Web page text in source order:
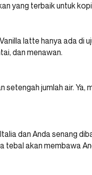
yang terbaik untuk
latte hanya ada di
dan menawan.
setengah jumlah air.
dan Anda senang
tebal akan membawa